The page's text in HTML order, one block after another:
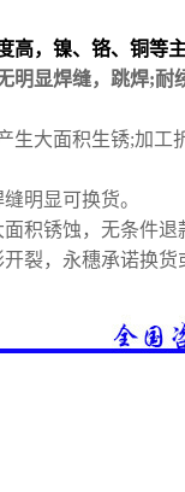
高，镍、铬、铜等
明显焊缝，跳焊;耐
生大面积生锈;加
明显可换货。
积锈蚀，无条件退
裂，永穗承诺换